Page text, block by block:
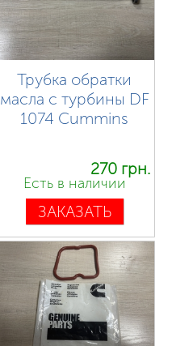
Трубка обратки
масла с турбины DF
1074 Cummins
270 грн.
Есть в наличии
ЗАКАЗАТЬ